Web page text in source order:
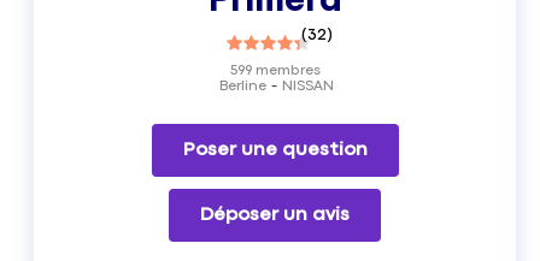
(32)
Berline NISSAN
599membres
Poser une question
Déposer un avis